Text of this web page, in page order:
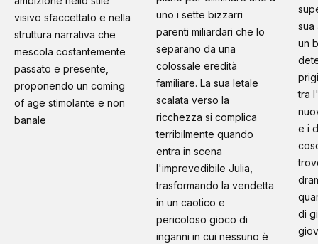
visivo sfaccettato e nella
struttura narrativa che
mescola costantemente
passato e presente,
proponendo un coming
of age stimolante e non
banale
uno i sette bizzarri
parenti miliardari che lo
separano da una
colossale eredità
familiare. La sua letale
scalata verso la
ricchezza si complica
terribilmente quando
entra in scena
l'imprevedibile Julia,
trasformando la vendetta
in un caotico e
pericoloso gioco di
inganni in cui nessuno è
sua
un
tra
e i
di